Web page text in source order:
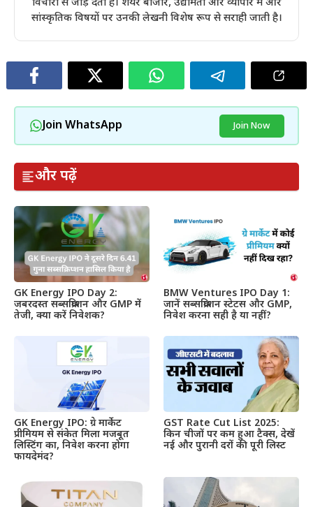
विचारों से जोड़ देती है। शेयर बाजार, उद्यमिता और व्यापार में और
सांस्कृतिक विषयों पर उनकी लेखनी विशेष रूप से सराही जाती है।
Join WhatsApp Join Now
और पढ़ें
GK Energy IPO Day 2:
जबरदस्त सब्सक्रिप्शन और GMP में
तेजी, क्या करें निवेशक?
BMW Ventures IPO Day 1:
जानें सब्सक्रिप्शन स्टेटस और GMP,
निवेश करना सही है या नहीं?
GK Energy IPO: ग्रे मार्केट
प्रीमियम से संकेत मिला मजबूत
लिस्टिंग का, निवेश करना होगा
फायदेमंद?
GST Rate Cut List 2025:
किन चीजों पर कम हुआ टैक्स, देखें
नई और पुरानी दरों की पूरी लिस्ट